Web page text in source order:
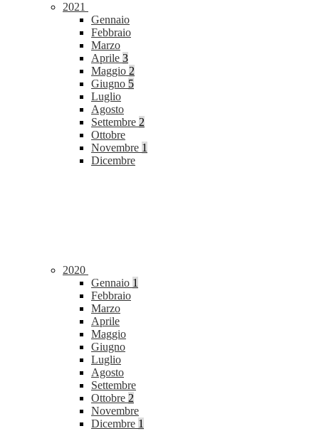
2021
Gennaio
Febbraio
Marzo
Aprile 3
Maggio 2
Giugno 5
Luglio
Agosto
Settembre 2
Ottobre
Novembre 1
Dicembre
2020
Gennaio 1
Febbraio
Marzo
Aprile
Maggio
Giugno
Luglio
Agosto
Settembre
Ottobre 2
Novembre
Dicembre 1